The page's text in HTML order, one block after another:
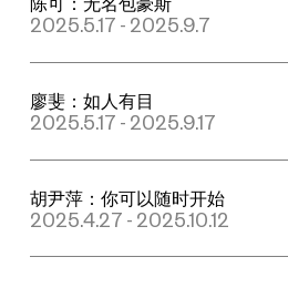
陈可：无名包豪斯
2025.5.17 - 2025.9.7
廖斐：如人有目
2025.5.17 - 2025.9.17
胡尹萍：你可以随时开始
2025.4.27 - 2025.10.12